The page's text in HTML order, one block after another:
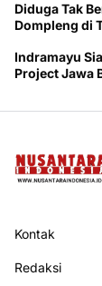
Diduga Tak
Dompleng di
Indramayu
Project Jawa
Kontak
Redaksi